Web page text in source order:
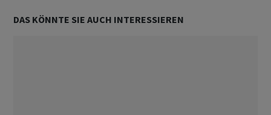
DAS KÖNNTE SIE AUCH INTERESSIEREN